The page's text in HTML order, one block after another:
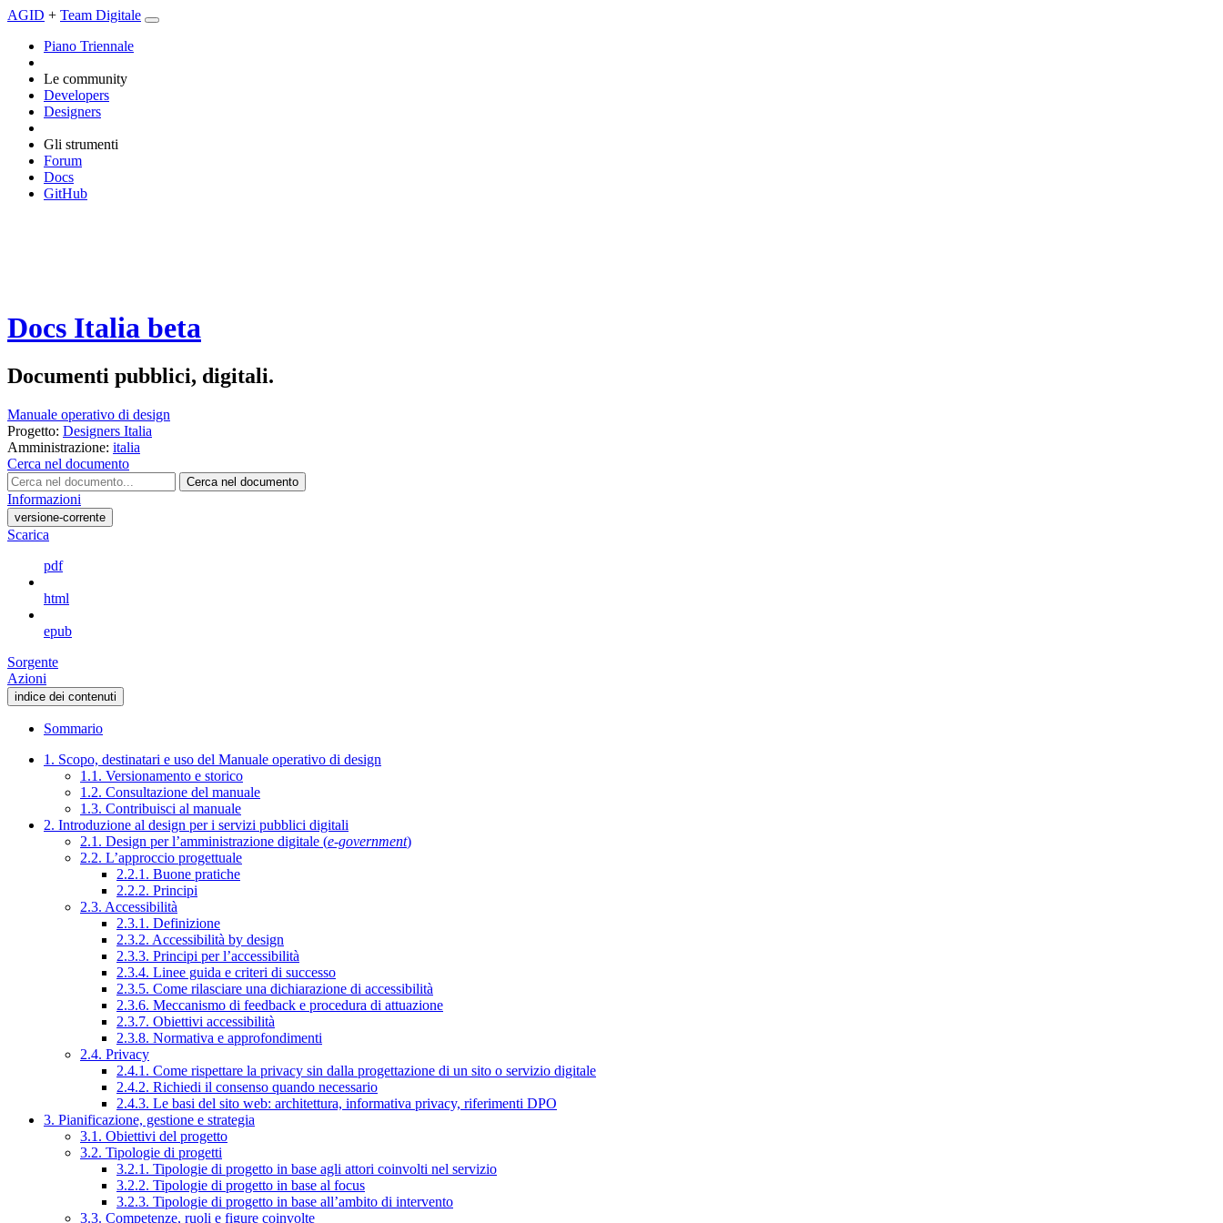
AGID + Team Digitale
Piano Triennale
Le community
Developers
Designers
Gli strumenti
Forum
Docs
GitHub
Docs Italia beta
Documenti pubblici, digitali.
Manuale operativo di design
Progetto: Designers Italia
Amministrazione: italia
Cerca nel documento
Cerca nel documento
Informazioni
versione-corrente
Scarica
pdf
html
epub
Sorgente
Azioni
indice dei contenuti
Sommario
1. Scopo, destinatari e uso del Manuale operativo di design
1.1. Versionamento e storico
1.2. Consultazione del manuale
1.3. Contribuisci al manuale
2. Introduzione al design per i servizi pubblici digitali
2.1. Design per l’amministrazione digitale (e-government)
2.2. L’approccio progettuale
2.2.1. Buone pratiche
2.2.2. Principi
2.3. Accessibilità
2.3.1. Definizione
2.3.2. Accessibilità by design
2.3.3. Principi per l’accessibilità
2.3.4. Linee guida e criteri di successo
2.3.5. Come rilasciare una dichiarazione di accessibilità
2.3.6. Meccanismo di feedback e procedura di attuazione
2.3.7. Obiettivi accessibilità
2.3.8. Normativa e approfondimenti
2.4. Privacy
2.4.1. Come rispettare la privacy sin dalla progettazione di un sito o servizio digitale
2.4.2. Richiedi il consenso quando necessario
2.4.3. Le basi del sito web: architettura, informativa privacy, riferimenti DPO
3. Pianificazione, gestione e strategia
3.1. Obiettivi del progetto
3.2. Tipologie di progetti
3.2.1. Tipologie di progetto in base agli attori coinvolti nel servizio
3.2.2. Tipologie di progetto in base al focus
3.2.3. Tipologie di progetto in base all’ambito di intervento
3.3. Competenze, ruoli e figure coinvolte